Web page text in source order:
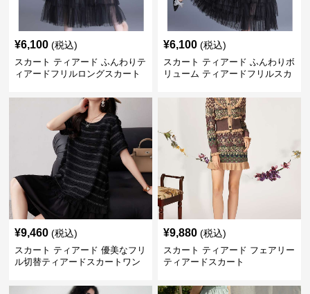
¥6,100 (税込)
スカート ティアード ふんわりテ
ィアードフリルロングスカート
¥6,100 (税込)
スカート ティアード ふんわりボ
リューム ティアードフリルスカ
¥9,460 (税込)
スカート ティアード 優美なフリ
ル切替ティアードスカートワン
¥9,880 (税込)
スカート ティアード フェアリー
ティアードスカート